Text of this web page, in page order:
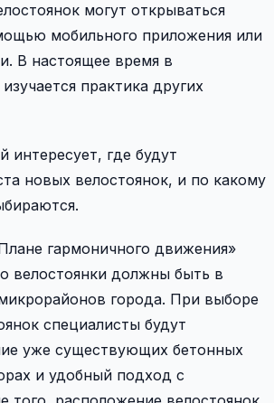
могут открываться
мобильного приложения или
В настоящее время в
практика других
интересует, где будут
новых велостоянок, и по какому
гармоничного движения»
велостоянки должны быть в
города. При выборе
специалисты будут
уже существующих бетонных
и удобный подход с